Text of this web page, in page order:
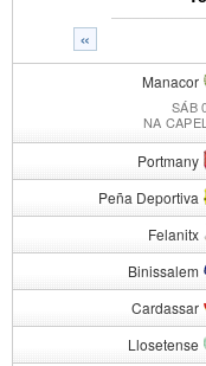
«
Manacor
SÁB
NA
Portmany
Peña Deportiva
Felanitx
Binissalem
Cardassar
Llosetense